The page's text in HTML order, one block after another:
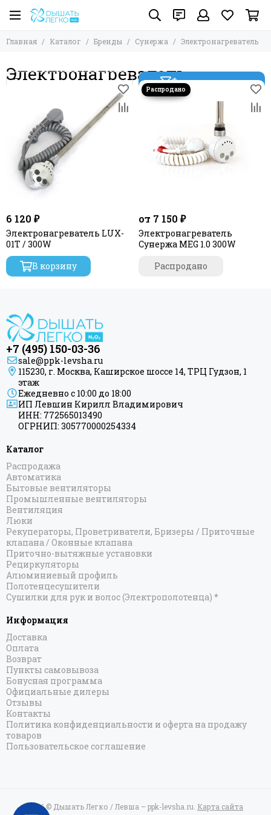
Главная Каталог Бренды Сунержа Электронагреватель
ЭлектронагревательФильтр товаров
6 120 ₽
Электронагреватель LUX-
01T / 300W
В корзину
от 7 150 ₽
Электронагреватель
Сунержа MEG 1.0 300W
Распродано
+7 (495) 150-03-36
sale@ppk-levsha.ru
115230, г. Москва, Каширское шоссе 14, ТРЦ Гудзон, 1
этаж
Ежедневно с 10:00 до 18:00
ИП Левшин Кирилл Владимирович
ИНН: 772565013490
ОГРНИП: 305770000254334
Каталог
Распродажа
Автоматика
Бытовые вентиляторы
Промышленные вентиляторы
Вентиляция
Люки
Рекуператоры, Проветриватели, Бризеры / Приточные
клапана / Оконные клапана
Приточно-вытяжные установки
Рециркуляторы
Алюминиевый профиль
Полотенцесушители
Сушилки для рук и волос (Электрополотенца) *
Информация
Доставка
Оплата
Возврат
Пункты самовывоза
Бонусная программа
Официальные дилеры
Отзывы
Контакты
Политика конфиденциальности и оферта на продажу
товаров
Пользовательское соглашение
2026 © Дышать Легко / Левша – ppk-levsha.ru. Карта сайта